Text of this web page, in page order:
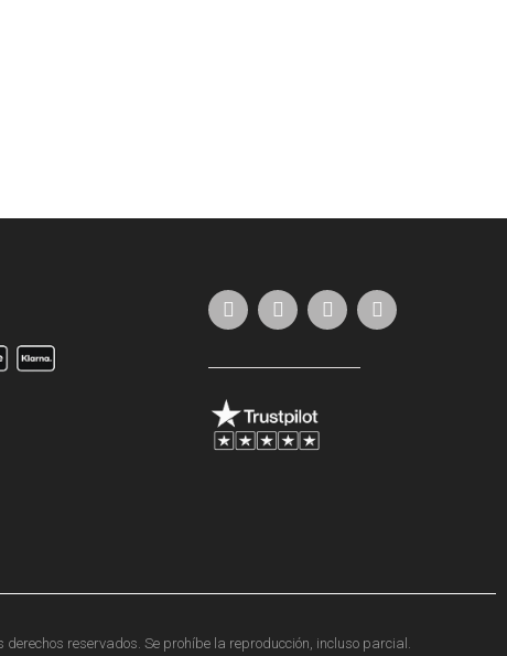
reservados. Se prohíbe la reproducción, incluso parcial.